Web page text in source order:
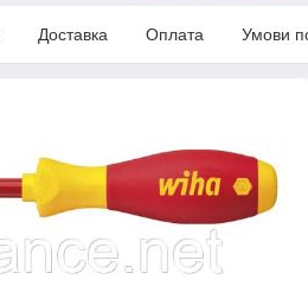
Доставка Оплата Умови